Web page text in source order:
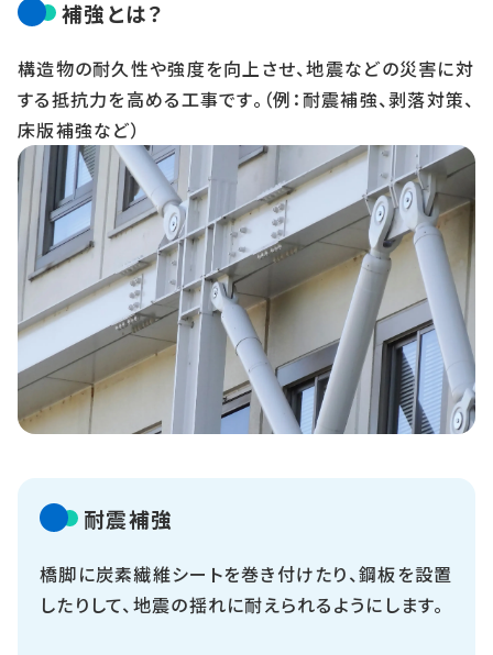
補強とは？
構造物の耐久性や強度を向上させ、地震などの災害に対
する抵抗力を高める工事です。（例：耐震補強、剥落対策、
床版補強など）
耐震補強
橋脚に炭素繊維シートを巻き付けたり、鋼板を設置
したりして、地震の揺れに耐えられるようにします。